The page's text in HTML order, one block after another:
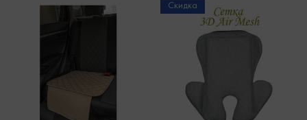
Скидка